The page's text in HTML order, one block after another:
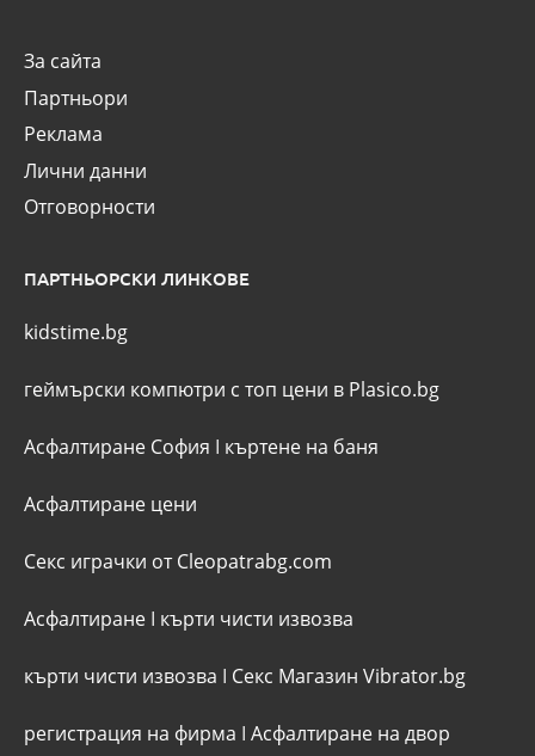
За сайта
Партньори
Реклама
Лични данни
Отговорности
ПАРТНЬОРСКИ ЛИНКОВЕ
kidstime.bg
геймърски компютри с топ цени в Plasico.bg
Асфалтиране София I къртене на баня
Асфалтиране цени
Секс играчки от Cleopatrabg.com
Асфалтиране I кърти чисти извозва
кърти чисти извозва I Секс Магазин Vibrator.bg
регистрация на фирма I Асфалтиране на двор